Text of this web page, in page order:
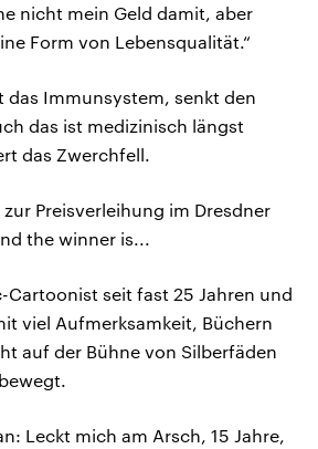
nicht mein Geld damit, aber
Form von Lebensqualität.“
das Immunsystem, senkt den
das ist medizinisch längst
das Zwerchfell.
Preisverleihung im Dresdner
the winner is...
Cartoonist seit fast 25 Jahren und
viel Aufmerksamkeit, Büchern
auf der Bühne von Silberfäden
Leckt mich am Arsch, 15 Jahre,